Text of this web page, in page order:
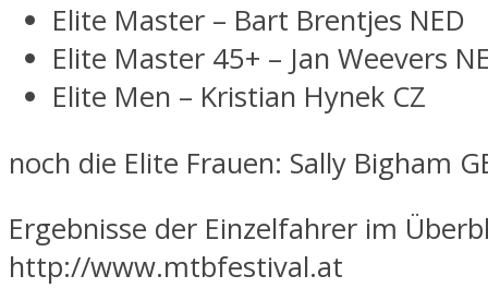
Elite Master – Bart Brentjes NED
Elite Master 45+ – Jan Weevers
Elite Men – Kristian Hynek CZ
noch die Elite Frauen: Sally Bigham
Ergebnisse der Einzelfahrer im
http://www.mtbfestival.at